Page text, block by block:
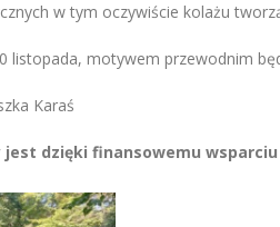
w tym oczywiście kolażu
listopada, motywem przewodnim
Karaś
dzięki finansowemu wsparciu